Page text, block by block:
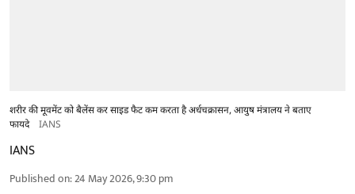
शरीर की मूवमेंट को बैलेंस कर साइड फैट कम करता है अर्धचक्रासन, आयुष मंत्रालय ने बताए
फायदे
IANS
IANS
Published on:24 May 2026, 9:30 pm